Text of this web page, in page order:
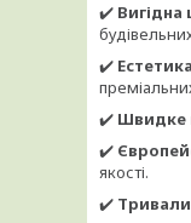
✔️ Вигідна
✔️
✔️ Швидке
✔️
якості.
✔️